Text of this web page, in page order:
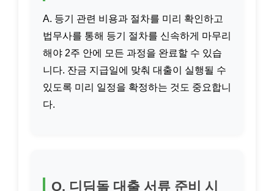
A. 등기 관련 비용과 절차를 미리 확인하고
법무사를 통해 등기 절차를 신속하게 마무리
해야 2주 안에 모든 과정을 완료할 수 있습
니다. 잔금 지급일에 맞춰 대출이 실행될 수
있도록 미리 일정을 확정하는 것도 중요합니
다.
Q. 디딤돌 대출 서류 준비 시